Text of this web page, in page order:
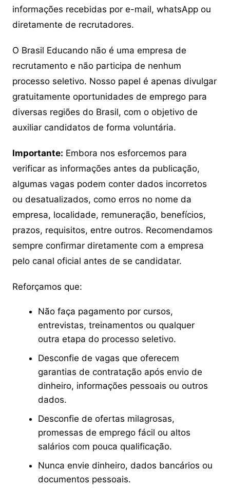
informações recebidas por e-mail, whatsApp ou
diretamente de recrutadores.
O Brasil Educando não é uma empresa de
recrutamento e não participa de nenhum
processo seletivo. Nosso papel é apenas divulgar
gratuitamente oportunidades de emprego para
diversas regiões do Brasil, com o objetivo de
auxiliar candidatos de forma voluntária.
Importante: Embora nos esforcemos para
verificar as informações antes da publicação,
algumas vagas podem conter dados incorretos
ou desatualizados, como erros no nome da
empresa, localidade, remuneração, benefícios,
prazos, requisitos, entre outros. Recomendamos
sempre confirmar diretamente com a empresa
pelo canal oficial antes de se candidatar.
Reforçamos que:
Não faça pagamento por cursos,
entrevistas, treinamentos ou qualquer
outra etapa do processo seletivo.
Desconfie de vagas que oferecem
garantias de contratação após envio de
dinheiro, informações pessoais ou outros
dados.
Desconfie de ofertas milagrosas,
promessas de emprego fácil ou altos
salários com pouca qualificação.
Nunca envie dinheiro, dados bancários ou
documentos pessoais.